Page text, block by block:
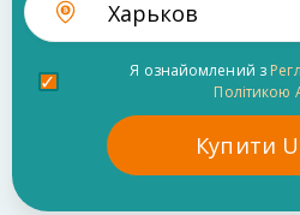
Харьков
Я ознайомлений з
Політикою
Купити